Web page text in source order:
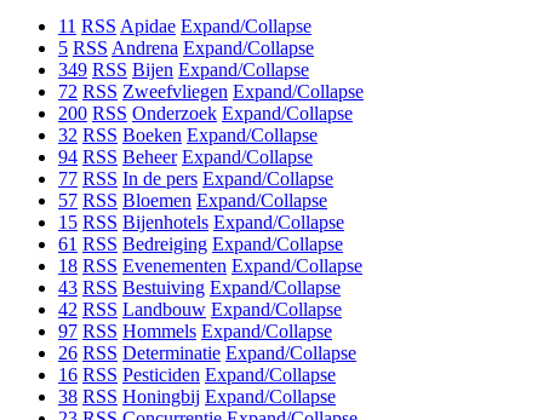
11 RSS Apidae Expand/Collapse
5 RSS Andrena Expand/Collapse
349 RSS Bijen Expand/Collapse
72 RSS Zweefvliegen Expand/Collapse
200 RSS Onderzoek Expand/Collapse
32 RSS Boeken Expand/Collapse
94 RSS Beheer Expand/Collapse
77 RSS In de pers Expand/Collapse
57 RSS Bloemen Expand/Collapse
15 RSS Bijenhotels Expand/Collapse
61 RSS Bedreiging Expand/Collapse
18 RSS Evenementen Expand/Collapse
43 RSS Bestuiving Expand/Collapse
42 RSS Landbouw Expand/Collapse
97 RSS Hommels Expand/Collapse
26 RSS Determinatie Expand/Collapse
16 RSS Pesticiden Expand/Collapse
38 RSS Honingbij Expand/Collapse